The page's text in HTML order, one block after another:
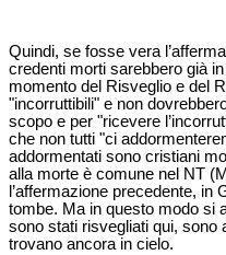
Quindi, se fosse vera
credenti morti sarebbero già
momento del Risveglio e del
"incorruttibili" e non
scopo e per "ricevere
che non tutti "ci
addormentati sono cristiani
alla morte è comune nel NT
l’affermazione precedente,
tombe. Ma in questo modo si
sono stati risvegliati qui, sono
trovano ancora in cielo.